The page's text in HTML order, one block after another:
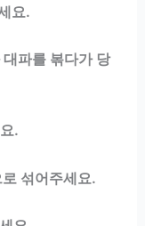
요.
파를 볶다가 당
.
섞어주세요.